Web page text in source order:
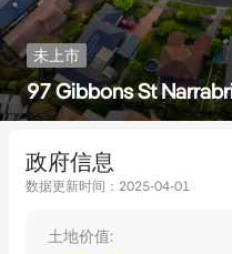
未上市
97 Gibbons St
政府信息
数据更新时间： 2025-04-01
土地价值: